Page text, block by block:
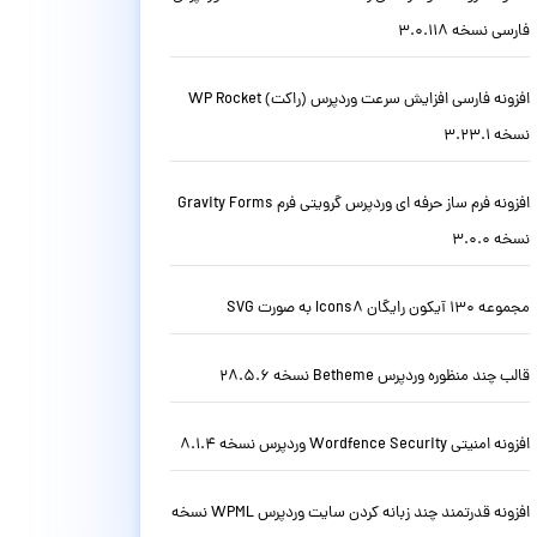
فارسی نسخه 3.0.118
افزونه فارسی افزایش سرعت وردپرس (راکت) WP Rocket
نسخه 3.23.1
افزونه فرم ساز حرفه ای وردپرس گرویتی فرم Gravity Forms
نسخه 3.0.0
مجموعه 130 آیکون رایگان Icons8 به صورت SVG
قالب چند منظوره وردپرس Betheme نسخه 28.5.6
افزونه امنیتی Wordfence Security وردپرس نسخه 8.1.4
افزونه قدرتمند چند زبانه کردن سایت وردپرس WPML نسخه